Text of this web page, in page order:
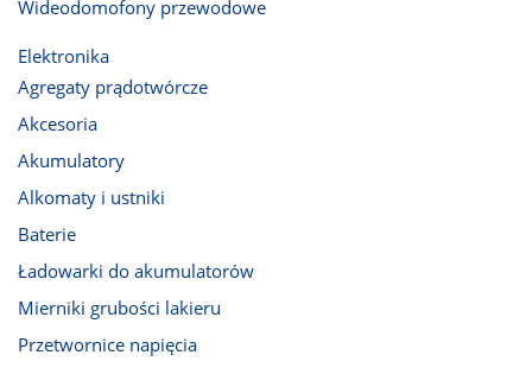
Wideodomofony przewodowe
Elektronika
Agregaty prądotwórcze
Akcesoria
Akumulatory
Alkomaty i ustniki
Baterie
Ładowarki do akumulatorów
Mierniki grubości lakieru
Przetwornice napięcia